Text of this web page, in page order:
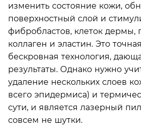
изменить состояние кожи,
поверхностный слой и
фибробластов, клеток дермы,
коллаген и эластин. Это
бескровная технология,
результаты. Однако нужно
удаление нескольких слоев
всего эпидермиса) и
сути, и является лазерный
совсем не шутки.